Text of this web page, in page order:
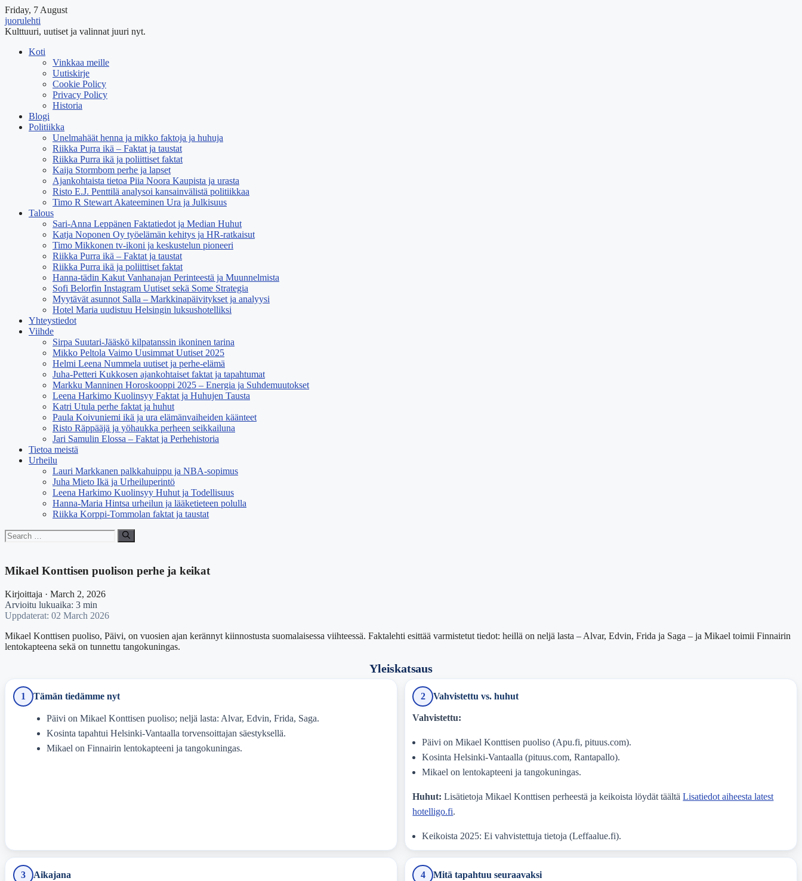
Friday, 7 August
juorulehti
Kulttuuri, uutiset ja valinnat juuri nyt.
Koti
Vinkkaa meille
Uutiskirje
Cookie Policy
Privacy Policy
Historia
Blogi
Politiikka
Unelmahäät henna ja mikko faktoja ja huhuja
Riikka Purra ikä – Faktat ja taustat
Riikka Purra ikä ja poliittiset faktat
Kaija Stormbom perhe ja lapset
Ajankohtaista tietoa Piia Noora Kaupista ja urasta
Risto E.J. Penttilä analysoi kansainvälistä politiikkaa
Timo R Stewart Akateeminen Ura ja Julkisuus
Talous
Sari-Anna Leppänen Faktatiedot ja Median Huhut
Katja Noponen Oy työelämän kehitys ja HR-ratkaisut
Timo Mikkonen tv-ikoni ja keskustelun pioneeri
Riikka Purra ikä – Faktat ja taustat
Riikka Purra ikä ja poliittiset faktat
Hanna-tädin Kakut Vanhanajan Perinteestä ja Muunnelmista
Sofi Belorfin Instagram Uutiset sekä Some Strategia
Myytävät asunnot Salla – Markkinapäivitykset ja analyysi
Hotel Maria uudistuu Helsingin luksushotelliksi
Yhteystiedot
Viihde
Sirpa Suutari-Jääskö kilpatanssin ikoninen tarina
Mikko Peltola Vaimo Uusimmat Uutiset 2025
Helmi Leena Nummela uutiset ja perhe-elämä
Juha-Petteri Kukkosen ajankohtaiset faktat ja tapahtumat
Markku Manninen Horoskooppi 2025 – Energia ja Suhdemuutokset
Leena Harkimo Kuolinsyy Faktat ja Huhujen Tausta
Katri Utula perhe faktat ja huhut
Paula Koivuniemi ikä ja ura elämänvaiheiden käänteet
Risto Räppääjä ja yöhaukka perheen seikkailuna
Jari Samulin Elossa – Faktat ja Perhehistoria
Tietoa meistä
Urheilu
Lauri Markkanen palkkahuippu ja NBA-sopimus
Juha Mieto Ikä ja Urheiluperintö
Leena Harkimo Kuolinsyy Huhut ja Todellisuus
Hanna-Maria Hintsa urheilun ja lääketieteen polulla
Riikka Korppi-Tommolan faktat ja taustat
Search
for:
Mikael Konttisen puolison perhe ja keikat
Kirjoittaja · March 2, 2026
Arvioitu lukuaika: 3 min
Uppdaterat: 02 March 2026
Mikael Konttisen puoliso, Päivi, on vuosien ajan kerännyt kiinnostusta suomalaisessa viihteessä. Faktalehti esittää varmistetut tiedot: heillä on neljä lasta – Alvar, Edvin, Frida ja Saga – ja Mikael toimii Finnairin
lentokapteena sekä on tunnettu tangokuningas.
Yleiskatsaus
1 Tämän tiedämme nyt
Päivi on Mikael Konttisen puoliso; neljä lasta: Alvar, Edvin, Frida, Saga.
Kosinta tapahtui Helsinki-Vantaalla torvensoittajan säestyksellä.
Mikael on Finnairin lentokapteeni ja tangokuningas.
2 Vahvistettu vs. huhut
Vahvistettu:
Päivi on Mikael Konttisen puoliso (Apu.fi, pituus.com).
Kosinta Helsinki-Vantaalla (pituus.com, Rantapallo).
Mikael on lentokapteeni ja tangokuningas.
Huhut: Lisätietoja Mikael Konttisen perheestä ja keikoista löydät täältäLisatiedot aiheesta latest
hotelligo.fi.
Keikoista 2025: Ei vahvistettuja tietoja (Leffaalue.fi).
3 Aikajana 4 Mitä tapahtuu seuraavaksi